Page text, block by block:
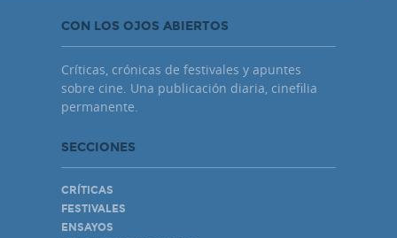
CON LOS OJOS ABIERTOS
Críticas, crónicas de festivales y apuntes
sobre cine. Una publicación diaria, cinefilia
permanente.
SECCIONES
CRÍTICAS
FESTIVALES
ENSAYOS